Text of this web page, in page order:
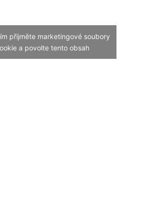
přijměte marketingové soubory
a povolte tento obsah